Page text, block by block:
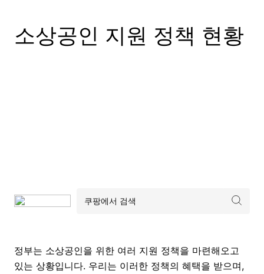
소상공인 지원 정책 현황
정부는 소상공인을 위한 여러 지원 정책을 마련해오고
있는 상황입니다. 우리는 이러한 정책의 혜택을 받으며,